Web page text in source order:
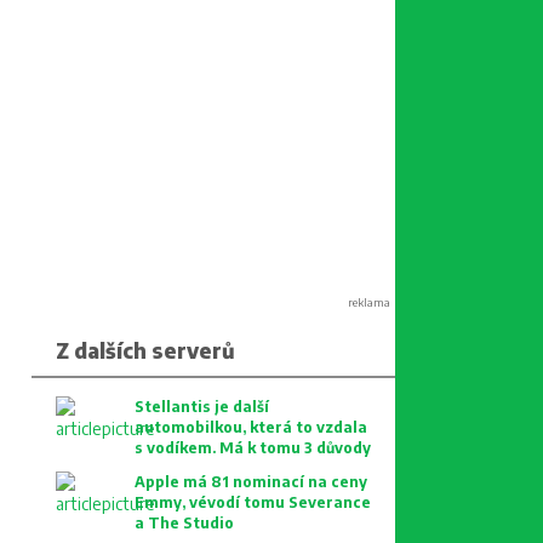
reklama
Z dalších serverů
Stellantis je další
automobilkou, která to vzdala
s vodíkem. Má k tomu 3 důvody
Apple má 81 nominací na ceny
Emmy, vévodí tomu Severance
a The Studio